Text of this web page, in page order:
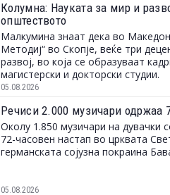
Колумна: Науката за мир и
општеството
Малкумина знаат дека во
Методиј“ во Скопје, веќе три
развој, во која се образуваат
магистерски и докторски студии.
05.08.2026
Речиси 2.000 музичари одржаа
Околу 1.850 музичари на дувачки
72-часовен настап во црквата
германската сојузна покраина
05.08.2026